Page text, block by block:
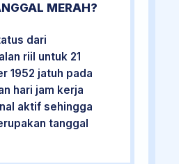
MERAH?
dari
riil untuk 21
1952 jatuh pada
hari jam kerja
aktif sehingga
tanggal